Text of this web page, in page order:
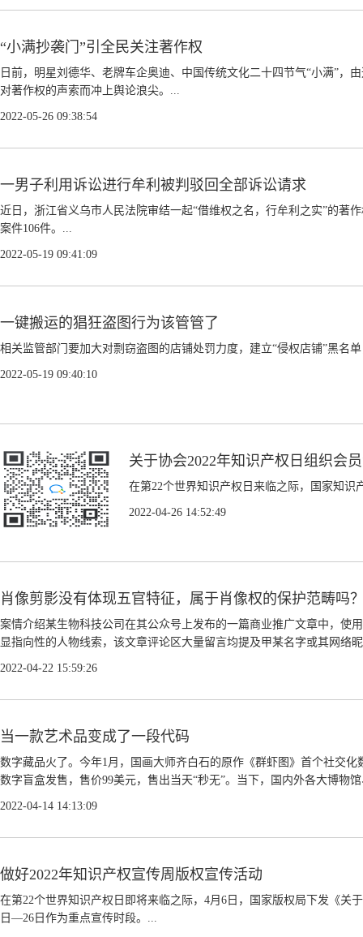
“小满抄袭门”引全民关注著作权
日前，明星刘德华、老牌车企奥迪、中国传统文化二十四节气“小满”，
对著作权的声索而冲上舆论浪尖。...
2022-05-26 09:38:54
一男子利用诉讼进行牟利被判驳回全部诉讼请求
近日，浙江省义乌市人民法院审结一起“借维权之名，行牟利之实”的著
案件106件。...
2022-05-19 09:41:09
一键搬运的猖狂盗图行为该管管了
相关监管部门要加大对剽窃盗图的店铺处罚力度，建立“侵权店铺”黑名
2022-05-19 09:40:10
关于协会2022年知识产权日组织会
在第22个世界知识产权日来临之际，国家知
2022-04-26 14:52:49
肖像剪影没有体现五官特征，属于肖像权的保护范畴吗
案情介绍某生物科技公司在其公众号上发布的一篇商业推广文章中，使
显指向性的人物线索，该文章评论区大量留言均提及甲某名字或其网络
2022-04-22 15:59:26
当一款艺术品变成了一段代码
数字藏品火了。今年1月，国画大师齐白石的原作《群虾图》首个社交
数字盲盒发售，售价99美元，售出当天“秒无”。当下，国内外各大博物
2022-04-14 14:13:09
做好2022年知识产权宣传周版权宣传活动
在第22个世界知识产权日即将来临之际，4月6日，国家版权局下发《关
日—26日作为重点宣传时段。...